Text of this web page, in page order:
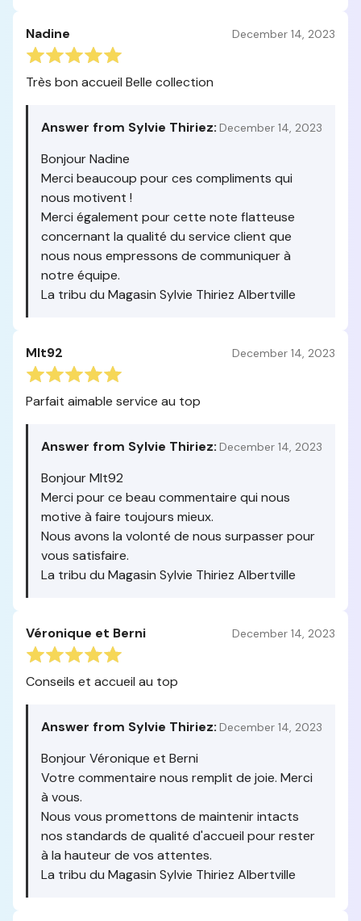
Nadine December 14, 2023
Très bon accueil Belle collection
Answer from Sylvie Thiriez: December 14, 2023
Bonjour Nadine
Merci beaucoup pour ces compliments qui
nous motivent !
Merci également pour cette note flatteuse
concernant la qualité du service client que
nous nous empressons de communiquer à
notre équipe.
La tribu du Magasin Sylvie Thiriez Albertville
Mlt92 December 14, 2023
Parfait aimable service au top
Answer from Sylvie Thiriez: December 14, 2023
Bonjour Mlt92
Merci pour ce beau commentaire qui nous
motive à faire toujours mieux.
Nous avons la volonté de nous surpasser pour
vous satisfaire.
La tribu du Magasin Sylvie Thiriez Albertville
Véronique et Berni December 14, 2023
Conseils et accueil au top
Answer from Sylvie Thiriez: December 14, 2023
Bonjour Véronique et Berni
Votre commentaire nous remplit de joie. Merci
à vous.
Nous vous promettons de maintenir intacts
nos standards de qualité d'accueil pour rester
à la hauteur de vos attentes.
La tribu du Magasin Sylvie Thiriez Albertville